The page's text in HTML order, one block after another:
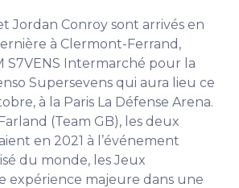
Jordan Conroy sont arrivés en
à Clermont-Ferrand,
S7VENS Intermarché pour la
Supersevens qui aura lieu ce
à la Paris La Défense Arena.
(Team GB), les deux
en 2021 à l’événement
du monde, les Jeux
expérience majeure dans une